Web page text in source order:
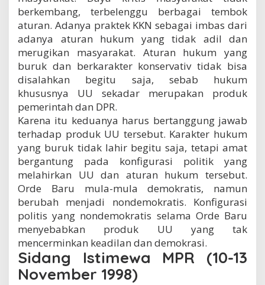
berkembang, terbelenggu berbagai tembok
aturan. Adanya praktek KKN sebagai imbas dari
adanya aturan hukum yang tidak adil dan
merugikan masyarakat. Aturan hukum yang
buruk dan berkarakter konservativ tidak bisa
disalahkan begitu saja, sebab hukum
khususnya UU sekadar merupakan produk
pemerintah dan DPR.
Karena itu keduanya harus bertanggung jawab
terhadap produk UU tersebut. Karakter hukum
yang buruk tidak lahir begitu saja, tetapi amat
bergantung pada konfigurasi politik yang
melahirkan UU dan aturan hukum tersebut.
Orde Baru mula-mula demokratis, namun
berubah menjadi nondemokratis. Konfigurasi
politis yang nondemokratis selama Orde Baru
menyebabkan produk UU yang tak
mencerminkan keadilan dan demokrasi.
Sidang Istimewa MPR (10-13
November 1998)